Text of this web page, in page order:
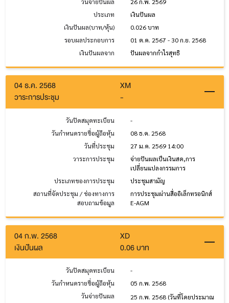
ประเภท
เงินปันผล
เงินปันผล(บาท/หุ้น)
0.026 บาท
รอบผลประกอบการ
01 ต.ค. 2567 - 30 ก.ย. 2568
เงินปันผลจาก
ปันผลจากกำไรสุทธิ
04 ธ.ค. 2568
XM
วาระการประชุม
-
วันปิดสมุดทะเบียน
-
วันกำหนดรายชื่อผู้ถือหุ้น
08 ธ.ค. 2568
วันที่ประชุม
27 ม.ค. 2569 14:00
วาระการประชุม
จ่ายปันผลเป็นเงินสด,การ
เปลี่ยนแปลงกรรมการ
ประเภทของการประชุม
ประชุมสามัญ
สถานที่จัดประชุม / ช่องทางการ
สอบถามข้อมูล
การประชุมผ่านสื่ออิเล็กทรอนิกส์
E-AGM
04 ก.พ. 2568
XD
เงินปันผล
0.06 บาท
วันปิดสมุดทะเบียน
-
วันกำหนดรายชื่อผู้ถือหุ้น
05 ก.พ. 2568
วันจ่ายปันผล
25 ก.พ. 2568 (วันที่โดยประมาณ